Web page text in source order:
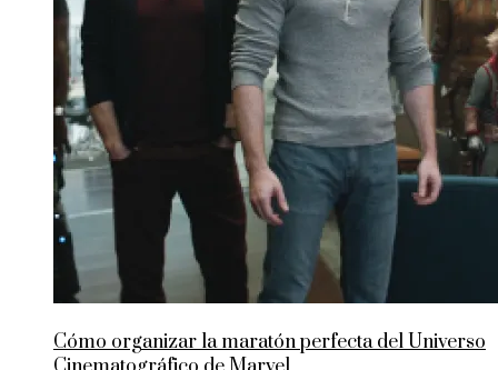
Cómo organizar la maratón perfecta del Universo